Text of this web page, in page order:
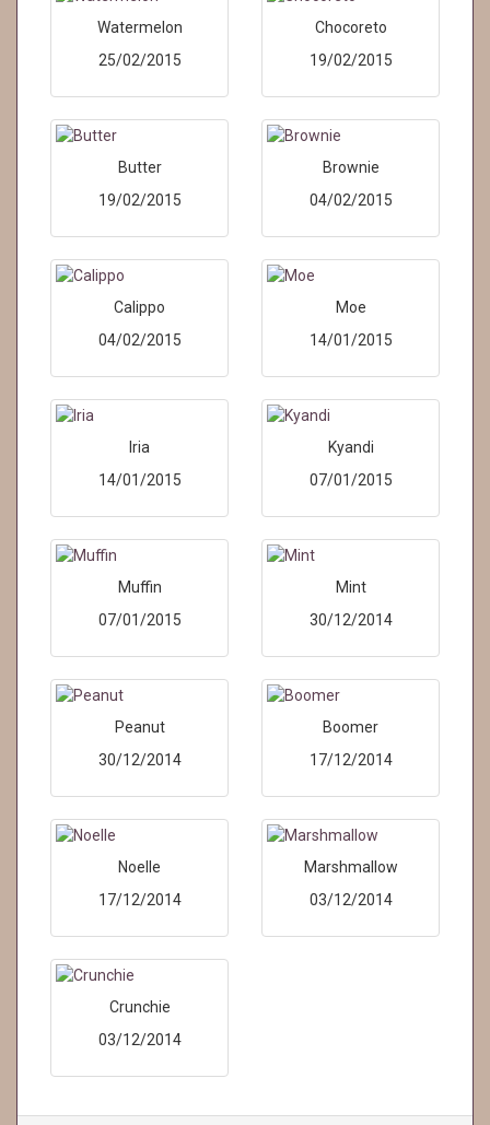
Watermelon
25/02/2015
Chocoreto
19/02/2015
Butter
19/02/2015
Brownie
04/02/2015
Calippo
04/02/2015
Moe
14/01/2015
Iria
14/01/2015
Kyandi
07/01/2015
Muffin
07/01/2015
Mint
30/12/2014
Peanut
30/12/2014
Boomer
17/12/2014
Noelle
17/12/2014
Marshmallow
03/12/2014
Crunchie
03/12/2014